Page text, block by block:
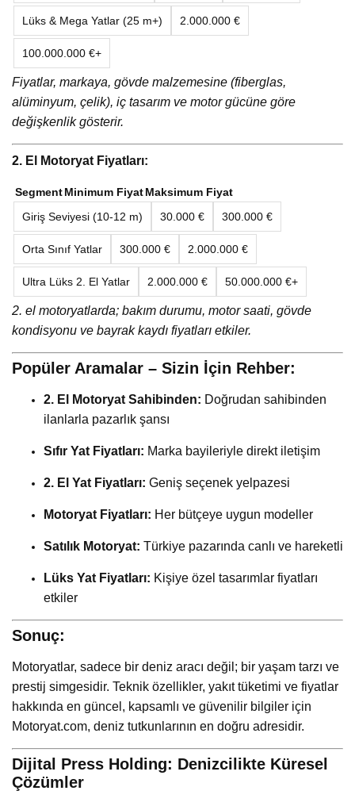
Lüks & Mega Yatlar (25 m+) 2.000.000 €
100.000.000 €+
Fiyatlar, markaya, gövde malzemesine (fiberglas,
alüminyum, çelik), iç tasarım ve motor gücüne göre
değişkenlik gösterir.
2. El Motoryat Fiyatları:
SegmentMinimum FiyatMaksimum Fiyat
Giriş Seviyesi (10-12 m)
30.000 € 300.000 €
Orta Sınıf Yatlar 300.000 € 2.000.000 €
Ultra Lüks 2. El Yatlar 2.000.000 € 50.000.000 €+
2. el motoryatlarda; bakım durumu, motor saati, gövde
kondisyonu ve bayrak kaydı fiyatları etkiler.
Popüler Aramalar – Sizin İçin Rehber:
2. El Motoryat Sahibinden: Doğrudan sahibinden
ilanlarla pazarlık şansı
Sıfır Yat Fiyatları: Marka bayileriyle direkt iletişim
2. El Yat Fiyatları: Geniş seçenek yelpazesi
Motoryat Fiyatları: Her bütçeye uygun modeller
Satılık Motoryat: Türkiye pazarında canlı ve hareketli
Lüks Yat Fiyatları: Kişiye özel tasarımlar fiyatları
etkiler
Sonuç:
Motoryatlar, sadece bir deniz aracı değil; bir yaşam tarzı ve
prestij simgesidir. Teknik özellikler, yakıt tüketimi ve fiyatlar
hakkında en güncel, kapsamlı ve güvenilir bilgiler için
Motoryat.com, deniz tutkunlarının en doğru adresidir.
Dijital Press Holding: Denizcilikte Küresel
Çözümler